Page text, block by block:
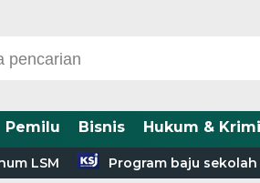
Pemilu Bisnis Hukum &
Program baju sekolah